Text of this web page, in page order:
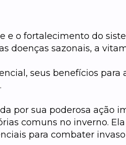
e o fortalecimento do
doenças sazonais, a
seus benefícios
por sua poderosa ação
comuns no inverno.
para combater